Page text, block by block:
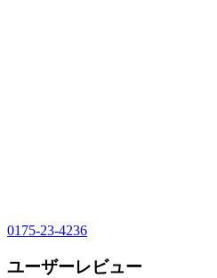
0175-23-4236
ユーザーレビュー